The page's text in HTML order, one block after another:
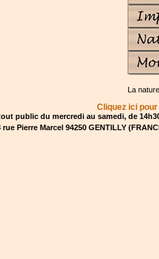
La
Cliquez ici
public du mercredi au samedi, de
rue Pierre Marcel 94250 GENTILLY